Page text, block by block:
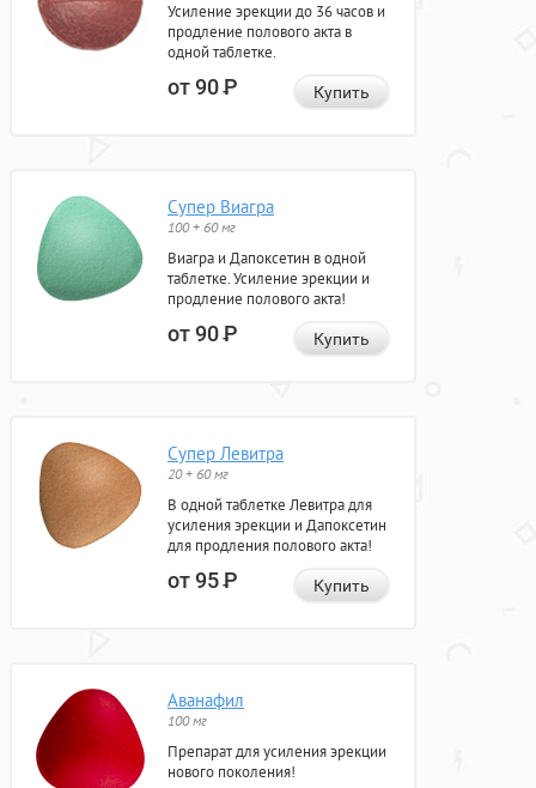
Усиление эрекции до 36 часов и
продление полового акта в
одной таблетке.
от 90Р Купить
Супер Виагра
100 + 60 мг
Виагра и Дапоксетин в одной
таблетке. Усиление эрекции и
продление полового акта!
от 90Р Купить
Супер Левитра
20 + 60 мг
В одной таблетке Левитра для
усиления эрекции и Дапоксетин
для продления полового акта!
от 95Р Купить
Аванафил
100 мг
Препарат для усиления эрекции
нового поколения!